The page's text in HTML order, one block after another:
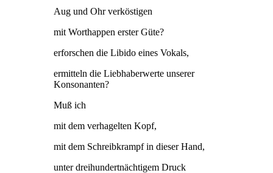
Aug und Ohr verköstigen
mit Worthappen erster Güte?
erforschen die Libido eines Vokals,
ermitteln die Liebhaberwerte unserer
Konsonanten?
Muß ich
mit dem verhagelten Kopf,
mit dem Schreibkrampf in dieser Hand,
unter dreihundertnächtigem Druck